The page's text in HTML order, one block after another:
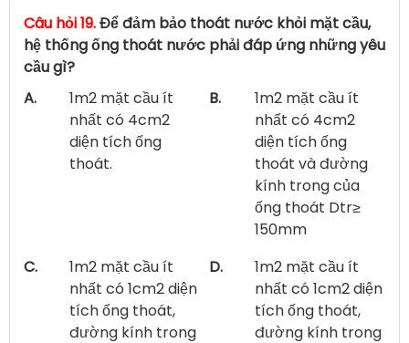
Câu hỏi 19.Để đảm bảo thoát nước khỏi mặt cầu,
hệ thống ống thoát nước phải đáp ứng những yêu
cầu gì?
A.
1m2 mặt cầu ít
nhất có 4cm2
diện tích ống
thoát.
B.
1m2 mặt cầu ít
nhất có 4cm2
diện tích ống
thoát và đường
kính trong của
ống thoát Dtr≥
150mm
C.
1m2 mặt cầu ít
nhất có 1cm2 diện
tích ống thoát,
đường kính trong
D.
1m2 mặt cầu ít
nhất có 1cm2 diện
tích ống thoát,
đường kính trong